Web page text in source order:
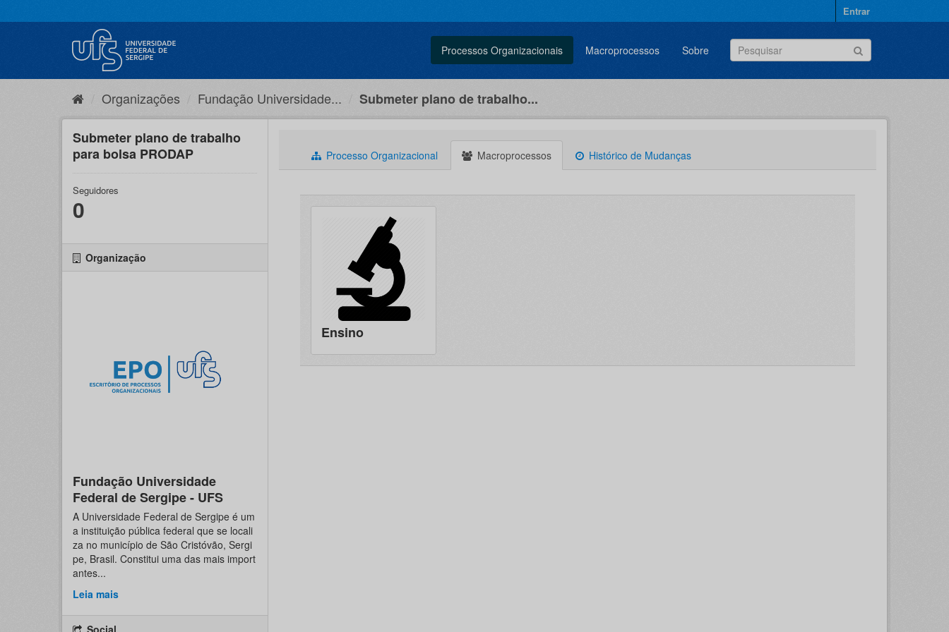
para
Entrar
Processos Organizacionais Macroprocessos Sobre
Organizações Fundação Universidade... Submeter plano de trabalho...
Submeter plano de trabalho
para bolsa PRODAP
Seguidores
0
Organização
Fundação Universidade
Federal de Sergipe - UFS
A Universidade Federal de Sergipe é um
a instituição pública federal que se locali
za no município de São Cristóvão, Sergi
pe, Brasil. Constitui uma das mais import
antes...
Leia mais
Processo Organizacional Macroprocessos Histórico de Mudanças
Ensino